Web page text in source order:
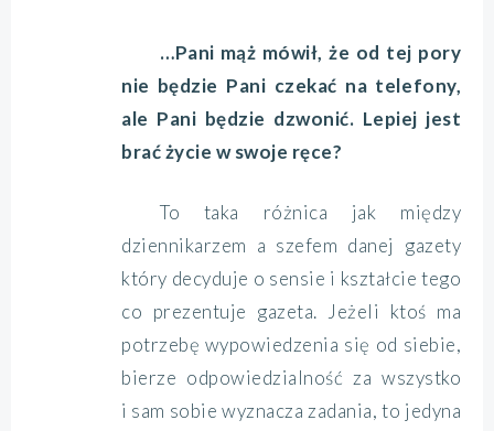
…Pani mąż mówił, że od tej pory
nie będzie Pani czekać na telefony,
ale Pani będzie dzwonić. Lepiej jest
brać życie w swoje ręce?
To taka różnica jak między
dziennikarzem a szefem danej gazety
który decyduje o sensie i kształcie tego
co prezentuje gazeta. Jeżeli ktoś ma
potrzebę wypowiedzenia się od siebie,
bierze odpowiedzialność za wszystko
i sam sobie wyznacza zadania, to jedyna